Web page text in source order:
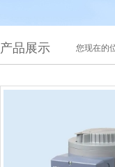
产品展示 您现在的